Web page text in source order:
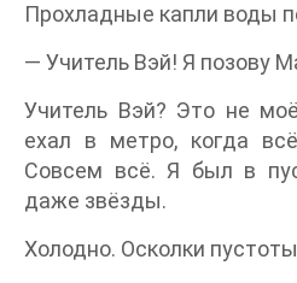
Прохладные капли воды
— Учитель Вэй! Я позову
Учитель Вэй? Это не
ехал в метро, когда
Совсем всё. Я был в
даже звёзды.
Холодно. Осколки